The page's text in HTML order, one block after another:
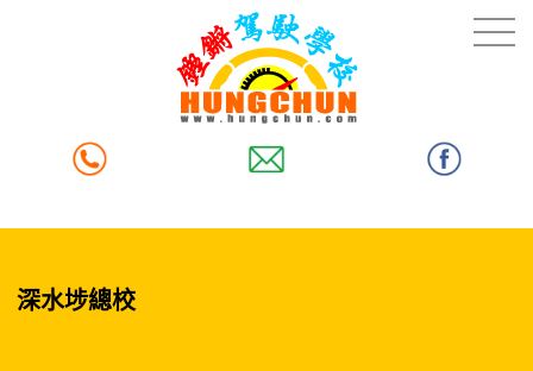
深水埗總校